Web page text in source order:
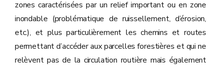
zones caractérisées par un relief important ou en zone
inondable (problématique de ruissellement, d’érosion,
etc.), et plus particulièrement les chemins et routes
permettant d’accéder aux parcelles forestières et qui ne
relèvent pas de la circulation routière mais également